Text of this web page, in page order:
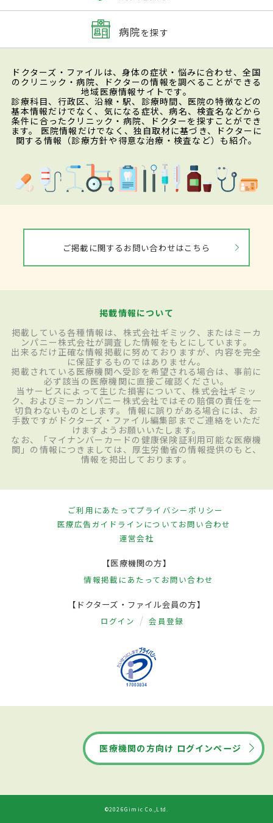
病院を探す
ドクターズ・ファイルは、身体の症状・悩みに合わせ、全国
のクリニック・病院、ドクターの情報を調べることができる
地域医療情報サイトです。
診療科目、行政区、沿線・駅、診療時間、医院の特徴などの
基本情報だけでなく、気になる症状、病名、検査名などから
条件に合ったクリニック・病院、ドクターを探すことができ
ます。 医院情報だけでなく、独自取材に基づき、ドクターに
関する情報（診療方針や得意な治療・検査など）も紹介。
ご掲載に関するお問い合わせはこちら
掲載情報について
掲載している各種情報は、株式会社ギミック、またはミーカ
ンパニー株式会社が調査した情報をもとにしています。
出来るだけ正確な情報掲載に努めておりますが、内容を完全
に保証するものではありません。
掲載されている医療機関へ受診を希望される場合は、事前に
必ず該当の医療機関に直接ご確認ください。
当サービスによって生じた損害について、株式会社ギミッ
ク、およびミーカンパニー株式会社ではその賠償の責任を一
切負わないものとします。 情報に誤りがある場合には、お
手数ですがドクターズ・ファイル編集部までご連絡をいただ
けますようお願いいたします。
なお、「マイナンバーカードの健康保険証利用可能な医療機
関」の情報につきましては、厚生労働省の情報提供のもと、
情報を掲出しております。
ご利用にあたってプライバシーポリシー
医療広告ガイドラインについてお問い合わせ
運営会社
【医療機関の方】
情報掲載にあたって お問い合わせ
【ドクターズ・ファイル会員の方】
ログイン 会員登録
医療機関の方向け ログインページ
©2026Gimic Co.,Ltd.